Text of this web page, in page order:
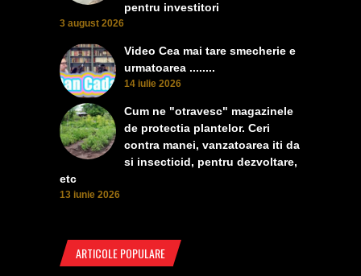
pentru investitori
3 august 2026
Video Cea mai tare smecherie e
urmatoarea ........
14 iulie 2026
Cum ne "otravesc" magazinele
de protectia plantelor. Ceri
contra manei, vanzatoarea iti da
si insecticid, pentru dezvoltare,
etc
13 iunie 2026
ARTICOLE POPULARE